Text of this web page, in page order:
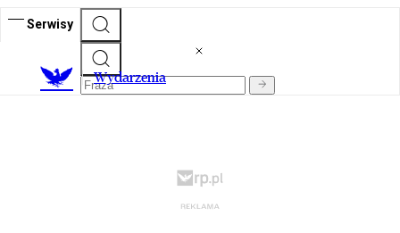
Serwisy
Wydarzenia